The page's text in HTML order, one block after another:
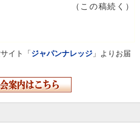
（この稿続く）
イト「ジャパンナレッジ 」よりお届